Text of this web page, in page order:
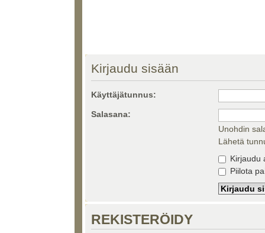
Kirjaudu sisään
Käyttäjätunnus:
Salasana:
Unohdin
Lähetä
Kirjaudu
Piilota
REKISTERÖIDY